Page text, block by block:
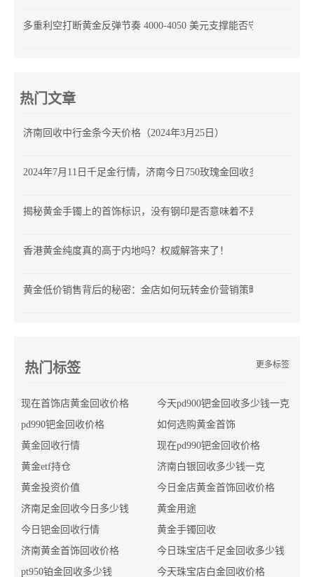
多重利空打断黄金反弹节奏 4000-4050 美元支撑能否守住？
热门文章
济南回收中行金条今天价格（2024年3月25日）
2024年7月11日千足金行情，济南今日750玫瑰金回收多少钱
揭秘黄金手镯上的首饰标识，没有钢印是否意味着不是正品？
香港黄金纯度真的高于内地吗？权威解答来了！
黄金低价销售背后的秘密：金店如何玩转金价营销策略？
热门标签 更多标签
现在首饰店黄金回收价格
今天pd900钯金回收多少钱一克
pd990钯金回收价格
如何选购黄金首饰
黄金回收行情
现在pd990钯金回收价格
黄金etf持仓
济南白银回收多少钱一克
黄金投资价值
今日金店黄金首饰回收价格
济南足金回收今日多少钱
黄金用途
今日钯金回收行情
黄金手镯回收
济南黄金首饰回收价格
今日珠宝店千足金回收多少钱
pt950铂金回收多少钱
今天珠宝店白金回收价格